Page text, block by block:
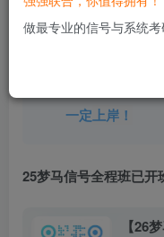
院校或专业课的
在下面扫码预约
希望大家在直
一定上岸！
25梦马信号全程班已开
【26
做最专业的信号与系统考